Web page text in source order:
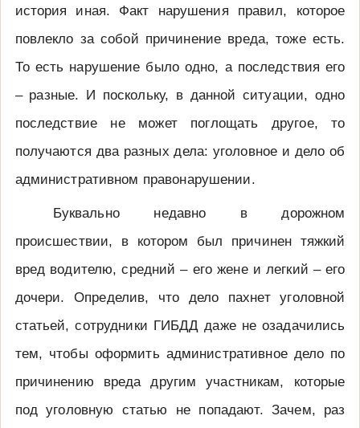
история иная. Факт нарушения правил, которое
повлекло за собой причинение вреда, тоже есть.
То есть нарушение было одно, а последствия его
– разные. И поскольку, в данной ситуации, одно
последствие не может поглощать другое, то
получаются два разных дела: уголовное и дело об
административном правонарушении.
Буквально недавно в дорожном
происшествии, в котором был причинен тяжкий
вред водителю, средний – его жене и легкий – его
дочери. Определив, что дело пахнет уголовной
статьей, сотрудники ГИБДД даже не озадачились
тем, чтобы оформить административное дело по
причинению вреда другим участникам, которые
под уголовную статью не попадают. Зачем, раз